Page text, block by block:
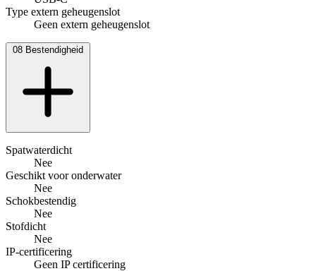
Type extern geheugenslot
Geen extern geheugenslot
08 Bestendigheid
Spatwaterdicht
Nee
Geschikt voor onderwater
Nee
Schokbestendig
Nee
Stofdicht
Nee
IP-certificering
Geen IP certificering